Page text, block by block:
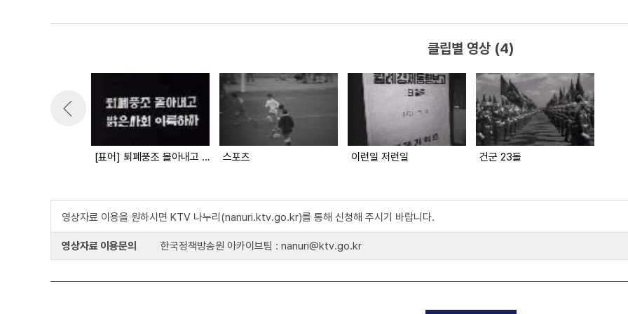
클립별 영상 (4)
[표어] 퇴폐풍조 몰아내고 밝은사회 이룩하자 스포츠 이런일 저런일 건군 23돌
영상자료 이용을 원하시면 KTV 나누리(nanuri.ktv.go.kr)를 통해 신청해 주시기 바랍니다.
영상자료 이용문의 한국정책방송원 아카이브팀 : nanuri@ktv.go.kr